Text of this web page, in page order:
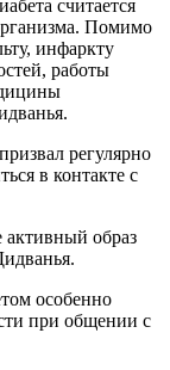
считается
Помимо
инфаркту
работы
регулярно
в контакте с
активный образ
особенно
при общении с